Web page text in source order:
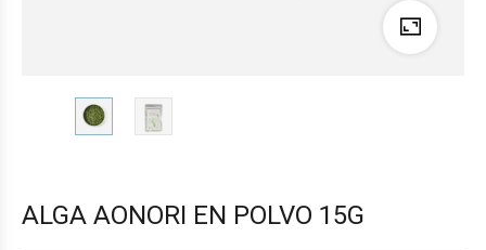
ALGA AONORI EN POLVO 15G